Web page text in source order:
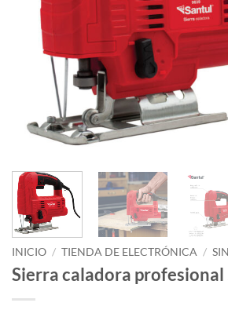
INICIO / TIENDA DE ELECTRÓNICA /
Sierra caladora